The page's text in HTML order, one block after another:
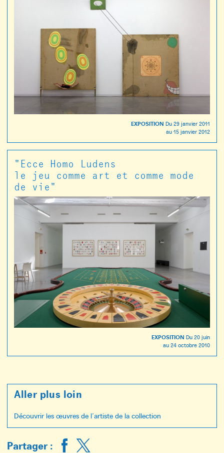
EXPOSITION Du 29 janvier 2011
au 15 janvier 2012
"Ecce Homo Ludens
le jeu comme art et comme mode
de vie"
EXPOSITION Du 20 juin
au 24 octobre 2010
Aller plus loin
Découvrir les œuvres de l’artiste de la collection
Partager :